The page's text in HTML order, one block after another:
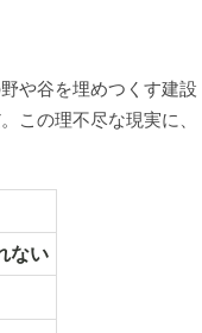
や谷を埋めつくす建設
この理不尽な現実に、
ない